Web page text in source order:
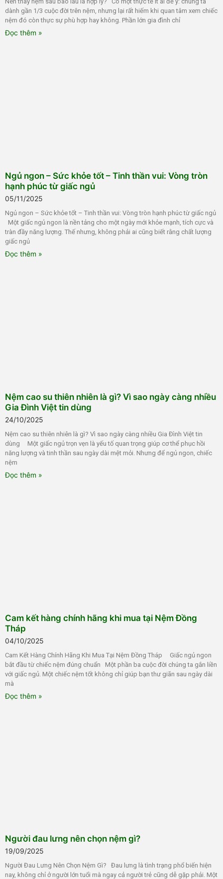
dành gần 1/3 cuộc đời trên nệm, nhưng lại rất hiếm khi quan tâm xem chiếc
nệm đó còn thực sự phù hợp hay không. Phần lớn gia đình chỉ
Đọc thêm »
Ngủ ngon – Sức khỏe tốt – Tinh thần vui: Vòng tròn
hạnh phúc từ giấc ngủ
05/11/2025
Ngủ ngon – Sức khỏe tốt – Tinh thần vui: Vòng tròn hạnh phúc từ giấc ngủ
Một giấc ngủ ngon là nền tảng cho một ngày mới khỏe mạnh, tích cực và
tràn đầy năng lượng. Thế nhưng, không phải ai cũng biết rằng chất lượng
giấc ngủ
Đọc thêm »
Nệm cao su thiên nhiên là gì? Vì sao ngày càng nhiều
Gia Đình Việt tin dùng
24/10/2025
Nệm cao su thiên nhiên là gì? Vì sao ngày càng nhiều Gia Đình Việt tin
dùng Một giấc ngủ trọn vẹn là yếu tố quan trọng giúp cơ thể phục hồi
năng lượng và tinh thần sau ngày dài mệt mỏi. Nhưng để ngủ ngon, chiếc
nệm
Đọc thêm »
Cam kết hàng chính hãng khi mua tại Nệm Đồng
Tháp
04/10/2025
Cam Kết Hàng Chính Hãng Khi Mua Tại Nệm Đồng Tháp Giấc ngủ ngon
bắt đầu từ chiếc nệm đúng chuẩn Một phần ba cuộc đời chúng ta gắn liền
với giấc ngủ. Một chiếc nệm tốt không chỉ giúp bạn thư giãn sau ngày dài
mà
Đọc thêm »
Người đau lưng nên chọn nệm gì?
19/09/2025
Người Đau Lưng Nên Chọn Nệm Gì? Đau lưng là tình trạng phổ biến hiện
nay, không chỉ ở người lớn tuổi mà ngay cả người trẻ cũng dễ gặp phải. Một